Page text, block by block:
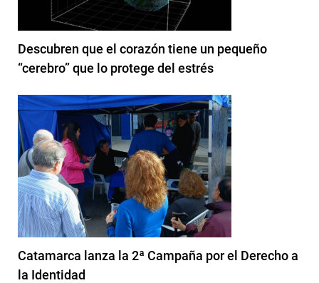
Descubren que el corazón tiene un pequeño
“cerebro” que lo protege del estrés
Catamarca lanza la 2ª Campaña por el Derecho a
la Identidad